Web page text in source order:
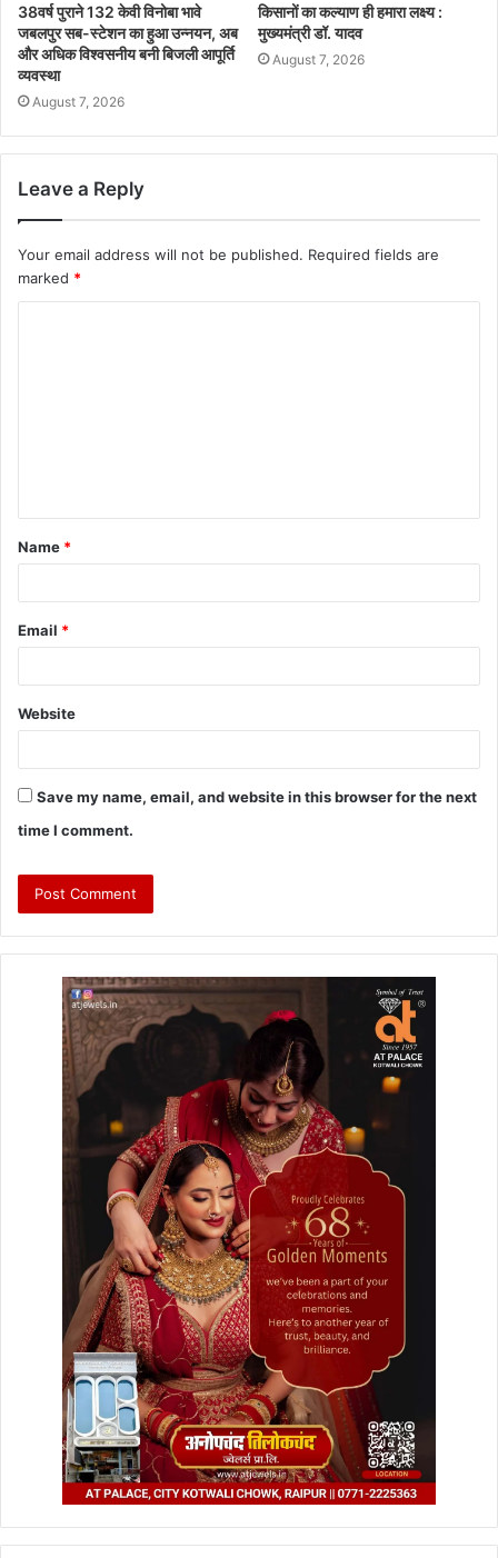
38वर्ष पुराने 132 केवी विनोबा भावे
जबलपुर सब-स्टेशन का हुआ उन्नयन, अब
और अधिक विश्वसनीय बनी बिजली आपूर्ति
व्यवस्था
August 7, 2026
किसानों का कल्याण ही हमारा लक्ष्य :
मुख्यमंत्री डॉ. यादव
August 7, 2026
Leave a Reply
Your email address will not be published. Required fields are
marked *
Name *
Email *
Website
Save my name, email, and website in this browser for the next
time I comment.